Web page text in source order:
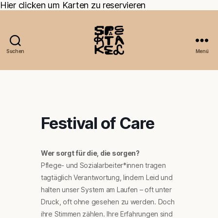
Hier clicken um Karten zu reservieren
Suchen Menü
Festival of Care
Wer sorgt für die, die sorgen?
Pflege- und Sozialarbeiter*innen tragen
tagtäglich Verantwortung, lindern Leid und
halten unser System am Laufen – oft unter
Druck, oft ohne gesehen zu werden. Doch
ihre Stimmen zählen. Ihre Erfahrungen sind